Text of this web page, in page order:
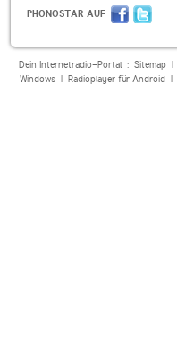
PHONOSTAR AUF
Dein Internetradio-Portal : Sitemap|
Windows| Radioplayer für Android|